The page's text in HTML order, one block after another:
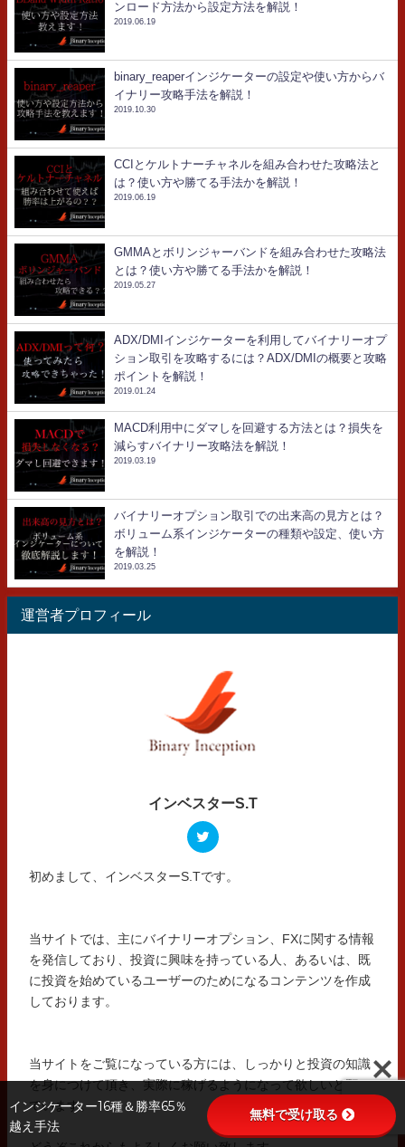
ンロード方法から設定方法を解説！
2019.06.19
binary_reaperインジケーターの設定や使い方からバ
イナリー攻略手法を解説！
2019.10.30
CCIとケルトナーチャネルを組み合わせた攻略法と
は？使い方や勝てる手法かを解説！
2019.06.19
GMMAとボリンジャーバンドを組み合わせた攻略法
とは？使い方や勝てる手法かを解説！
2019.05.27
ADX/DMIインジケーターを利用してバイナリーオプ
ション取引を攻略するには？ADX/DMIの概要と攻略
ポイントを解説！
2019.01.24
MACD利用中にダマしを回避する方法とは？損失を
減らすバイナリー攻略法を解説！
2019.03.19
バイナリーオプション取引での出来高の見方とは？
ボリューム系インジケーターの種類や設定、使い方
を解説！
2019.03.25
運営者プロフィール
インベスターS.T
初めまして、インベスターS.Tです。
当サイトでは、主にバイナリーオプション、FXに関する情報
を発信しており、投資に興味を持っている人、あるいは、既
に投資を始めているユーザーのためになるコンテンツを作成
しております。
当サイトをご覧になっている方には、しっかりと投資の知識
を身につけて頂き、実際に稼げるようになって欲しいと願っ
ています。
インジケーター16種＆勝率65％
越え手法
無料で受け取る